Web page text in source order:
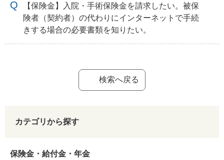
【保険金】入院・手術保険金を請求したい。被保
険者（契約者）の代わりにインターネットで手続
きする場合の必要書類を知りたい。
検索へ戻る
カテゴリから探す
保険金・給付金・年金